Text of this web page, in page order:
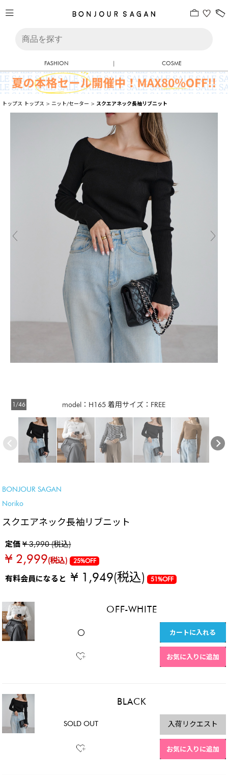
FASHION | COSME
トップス トップス > ニット/セーター > スクエアネック長袖リブニット
model：H165 着用サイズ：FREE
1/46
BONJOUR SAGAN
Noriko
スクエアネック長袖リブニット
定価¥ 3,990 (税込)
¥ 2,999(税込) 25%OFF
有料会員になると¥ 1,949(税込) 51%OFF
OFF-WHITE
〇 カートに入れる
お気に入りに追加
BLACK
SOLD OUT 入荷リクエスト
お気に入りに追加